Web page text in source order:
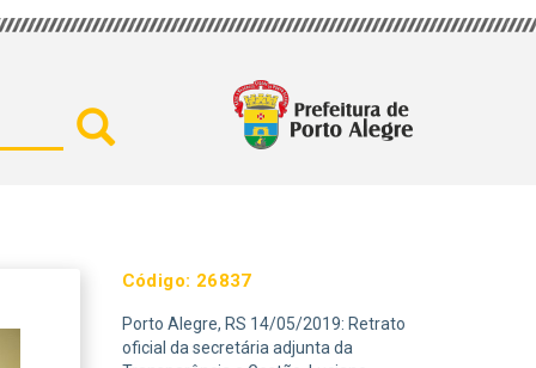
Buscar por secretaria,
Código: 26837
Porto Alegre, RS 14/05/2019: Retrato
oficial da secretária adjunta da